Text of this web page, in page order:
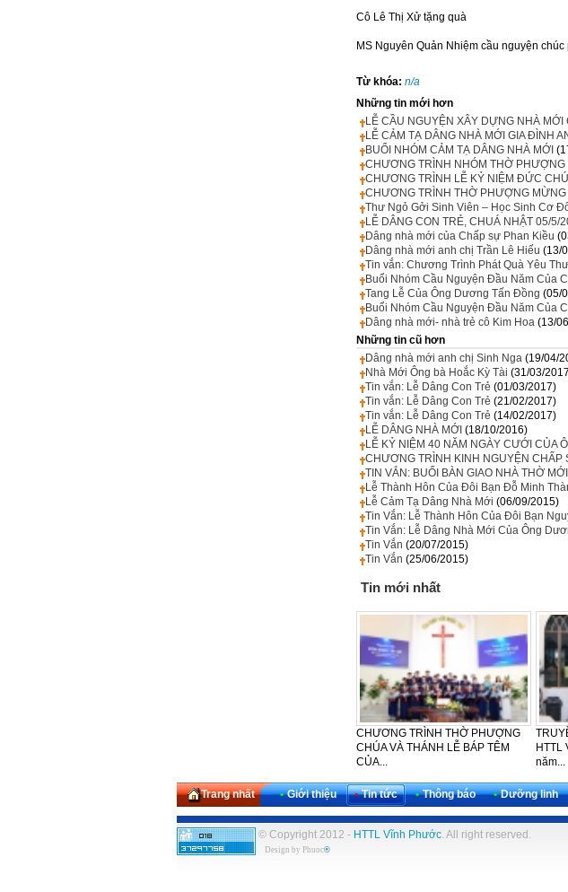
Cô Lê Thị Xử tặng quà
MS Nguyên Quản Nhiệm cầu nguyện
Từ khóa: n/a
Những tin mới hơn
LỄ CẦU NGUYỆN XÂY DỰNG NHÀ MỚI
LỄ CẢM TẠ DÂNG NHÀ MỚI GIA ĐÌNH
BUỔI NHÓM CẢM TẠ DÂNG NHÀ MỚI
CHƯƠNG TRÌNH NHÓM THỜ PHƯỢNG
CHƯƠNG TRÌNH LỄ KỶ NIỆM ĐỨC
CHƯƠNG TRÌNH THỜ PHƯỢNG MỪNG
Thư Ngỏ Gởi Sinh Viên – Học Sinh Cơ
LỄ DÂNG CON TRẺ, CHUÁ NHẬT 05/5/
Dâng nhà mới của Chấp sự Phan Kiều
Dâng nhà mới anh chị Trần Lê Hiếu (13/
Tin vắn: Chương Trình Phát Quà Yêu
Buổi Nhóm Cầu Nguyện Đầu Năm Của
Tang Lễ Của Ông Dương Tấn Đồng (05/
Buổi Nhóm Cầu Nguyện Đầu Năm Của
Dâng nhà mới- nhà trẻ cô Kim Hoa (13/
Những tin cũ hơn
Dâng nhà mới anh chị Sinh Nga (19/04/
Nhà Mới Ông bà Hoắc Kỳ Tài (31/03/
Tin vắn: Lễ Dâng Con Trẻ (01/03/2017)
Tin vắn: Lễ Dâng Con Trẻ (21/02/2017)
Tin vắn: Lễ Dâng Con Trẻ (14/02/2017)
LỄ DÂNG NHÀ MỚI (18/10/2016)
LỄ KỶ NIỆM 40 NĂM NGÀY CƯỚI CỦA
CHƯƠNG TRÌNH KINH NGUYỆN CHẤP
TIN VẮN: BUỔI BÀN GIAO NHÀ THỜ
Lễ Thành Hôn Của Đôi Bạn Đỗ Minh
Lễ Cảm Tạ Dâng Nhà Mới (06/09/2015)
Tin Vắn: Lễ Thành Hôn Của Đôi Bạn
Tin Vắn: Lễ Dâng Nhà Mới Của Ông
Tin Vắn (20/07/2015)
Tin Vắn (25/06/2015)
Tin mới nhất
CHƯƠNG TRÌNH THỜ PHƯỢNG
CHÚA VÀ THÁNH LỄ BÁP TÊM
CỦA...
HTTL
năm...
Trang nhất • Giới thiệu • Tin tức • Thông báo • Dưỡng linh
© Copyright 2012 - HTTL Vĩnh Phước. All right reserved.
Design by Phuoc®